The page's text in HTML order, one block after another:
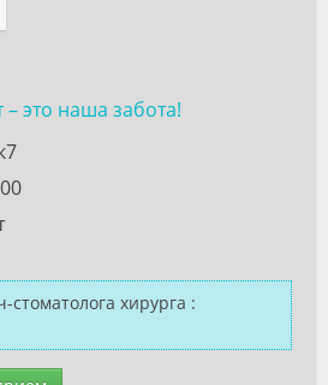
это наша забота!
стоматолога хирурга :